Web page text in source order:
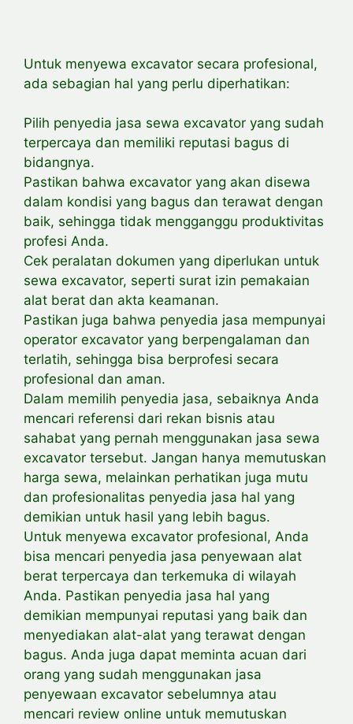
Untuk menyewa excavator secara profesional,
ada sebagian hal yang perlu diperhatikan:
Pilih penyedia jasa sewa excavator yang sudah
terpercaya dan memiliki reputasi bagus di
bidangnya.
Pastikan bahwa excavator yang akan disewa
dalam kondisi yang bagus dan terawat dengan
baik, sehingga tidak mengganggu produktivitas
profesi Anda.
Cek peralatan dokumen yang diperlukan untuk
sewa excavator, seperti surat izin pemakaian
alat berat dan akta keamanan.
Pastikan juga bahwa penyedia jasa mempunyai
operator excavator yang berpengalaman dan
terlatih, sehingga bisa berprofesi secara
profesional dan aman.
Dalam memilih penyedia jasa, sebaiknya Anda
mencari referensi dari rekan bisnis atau
sahabat yang pernah menggunakan jasa sewa
excavator tersebut. Jangan hanya memutuskan
harga sewa, melainkan perhatikan juga mutu
dan profesionalitas penyedia jasa hal yang
demikian untuk hasil yang lebih bagus.
Untuk menyewa excavator profesional, Anda
bisa mencari penyedia jasa penyewaan alat
berat terpercaya dan terkemuka di wilayah
Anda. Pastikan penyedia jasa hal yang
demikian mempunyai reputasi yang baik dan
menyediakan alat-alat yang terawat dengan
bagus. Anda juga dapat meminta acuan dari
orang yang sudah menggunakan jasa
penyewaan excavator sebelumnya atau
mencari review online untuk memutuskan